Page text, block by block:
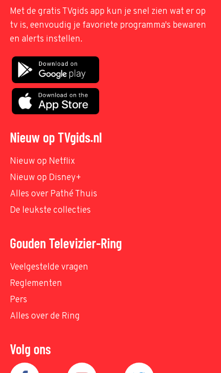
Met de gratis TVgids app kun je snel zien wat er op
tv is, eenvoudig je favoriete programma's bewaren
en alerts instellen.
Nieuw op TVgids.nl
Nieuw op Netflix
Nieuw op Disney+
Alles over Pathé Thuis
De leukste collecties
Gouden Televizier-Ring
Veelgestelde vragen
Reglementen
Pers
Alles over de Ring
Volg ons